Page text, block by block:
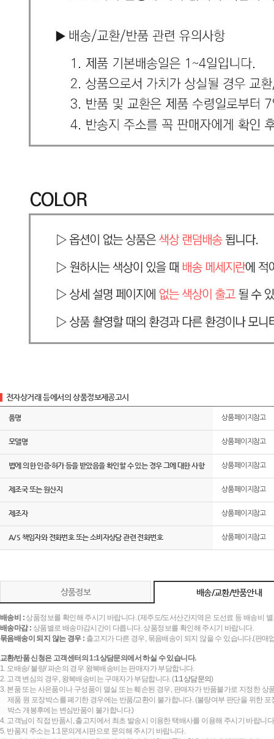
전자상거래 등에서의 상품정보제공고시
품명 상품페이지참고
모델명 상품페이지참고
법에 의한 인증·허가 등을 받았음을 확인할 수 있는 경우 그에 대한 사항 상품페이지참고
제조국 또는 원산지 상품페이지참고
제조자 상품페이지참고
A/S 책임자와 전화번호 또는 소비자상담 관련 전화번호 상품페이지참고
상품정보 배송/교환/반품안내
배송비 :상품정보를 확인해 주시기 바랍니다. (제주도/도서산간지역은 도선료 등 배송비
배송마감 : 상품별로 배송마감시간이 다릅니다. 상품정보를 확인해 주시기 바랍니다.
묶음배송이 되지 않는 경우 : 출고지가 다른 경우, 묶음배송이 되지 않을 수 있습니다.(판
교환/반품 신청은 고객센터의 1:1상담문의에서 하실 수 있습니다.
1. 오배송/ 불량/ 파손의 경우 왕복배송비는 판매자가 부담합니다.
2. 고객 변심의 경우, 왕복배송비는 구매자가 부담합니다. (1:1상담문의)
3. 본품 또는 사은품이나 구성품이 멸실 또는 훼손된 경우, 판매자가 반품불가로 지정한 상
제품 원 포장박스를 폐기한 경우에는 반품/교환이 불가합니다. (불량여부 판단을 위한
박스 개봉후에는 변심반품이 불가합니다.)
4. 고객님이 직접 반품시, 출고지에서 최초 발송시 이용한 택배사를 이용해 주시기 바랍니
5. 반품지 주소는 1:1문의게시판으로 문의해 주시기 바랍니다.